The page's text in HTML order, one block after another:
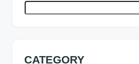
検索
CATEGORY